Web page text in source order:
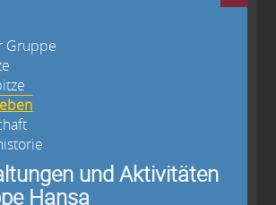
Gruppe
und Aktivitäten
Hansa